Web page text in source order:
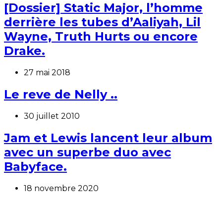
[Dossier] Static Major, l’homme
derrière les tubes d’Aaliyah, Lil
Wayne, Truth Hurts ou encore
Drake.
27 mai 2018
Le reve de Nelly ..
30 juillet 2010
Jam et Lewis lancent leur album
avec un superbe duo avec
Babyface.
18 novembre 2020